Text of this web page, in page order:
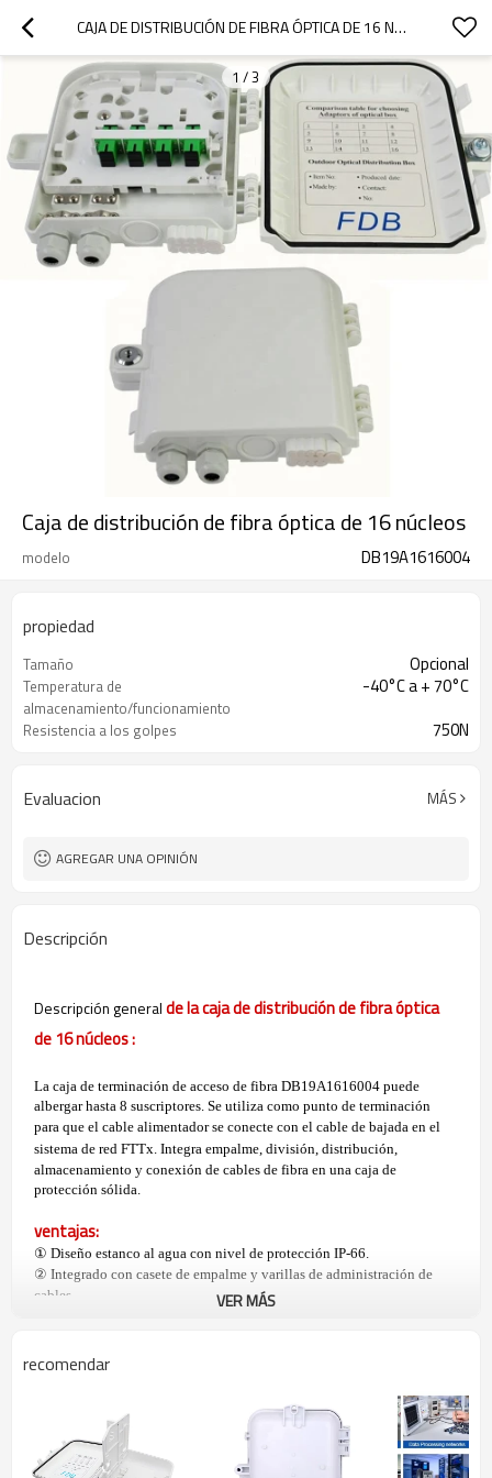
CAJA DE DISTRIBUCIÓN DE FIBRA ÓPTICA DE 16 NÚCLEOS
1 /3
Caja de distribución de fibra óptica de 16 núcleos
modelo DB19A1616004
propiedad
Tamaño Opcional
Temperatura de
almacenamiento/funcionamiento
-40°C a + 70°C
Resistencia a los golpes 750N
Evaluacion MÁS
AGREGAR UNA OPINIÓN
Descripción
Descripción general de la caja de distribución de fibra óptica
de 16 núcleos:
La caja de terminación de acceso de fibra DB19A1616004 puede
albergar hasta 8 suscriptores. Se utiliza como punto de terminación
para que el cable alimentador se conecte con el cable de bajada en el
sistema de red FTTx. Integra empalme, división, distribución,
almacenamiento y conexión de cables de fibra en una caja de
protección sólida.
ventajas:
① Diseño estanco al agua con nivel de protección IP-66.
② Integrado con casete de empalme y varillas de administración de
cables.
⑤ Control de radio de curvatura de fibra de más de 40 mm.
⑧ Gestión eficiente de cables.
⑨ Entrada de cable de 8 puertos para cable de bajada.
VER MÁS
recomendar